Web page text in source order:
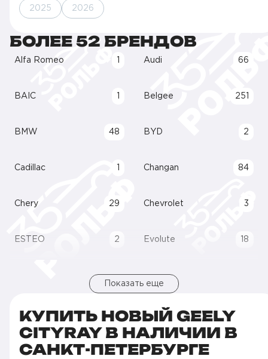
2025 2026
БОЛЕЕ 52 БРЕНДОВ
Alfa Romeo Audi 66
BAIC Belgee 251
BMW 48 BYD 2
Cadillac Changan 84
Chery 29 Chevrolet 3
ESTEO 2 Evolute 18
Показать еще
КУПИТЬ НОВЫЙ GEELY
CITYRAY В НАЛИЧИИ В
САНКТ-ПЕТЕРБУРГЕ